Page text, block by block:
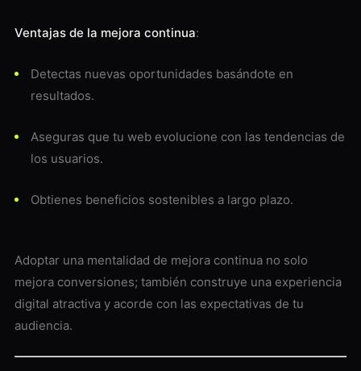
Ventajas de la mejora continua:
Detectas nuevas oportunidades basándote en
resultados.
Aseguras que tu web evolucione con las tendencias de
los usuarios.
Obtienes beneficios sostenibles a largo plazo.
Adoptar una mentalidad de mejora continua no solo
mejora conversiones; también construye una experiencia
digital atractiva y acorde con las expectativas de tu
audiencia.